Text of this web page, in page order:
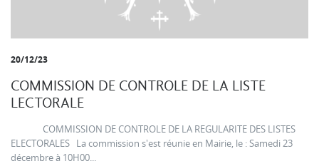
20/12/23
COMMISSION DE CONTROLE DE LA LISTE
LECTORALE
COMMISSION DE CONTROLE DE LA REGULARITE DES LISTES
ELECTORALES La commission s'est réunie en Mairie, le : Samedi 23
décembre à 10H00...